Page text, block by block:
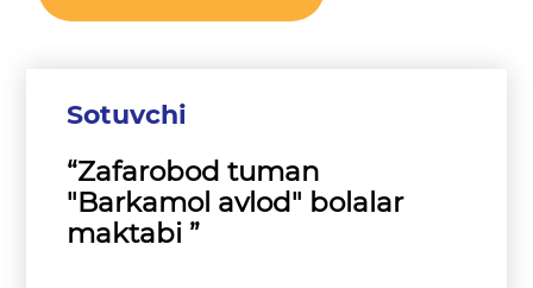
Sotuvchi
“Zafarobod tuman
"Barkamol avlod" bolalar
maktabi ”